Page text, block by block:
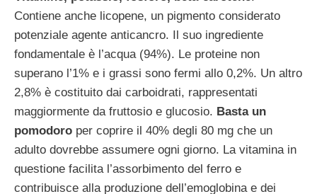
Contiene anche licopene, un pigmento considerato
potenziale agente anticancro. Il suo ingrediente
fondamentale è l’acqua (94%). Le proteine non
superano l’1% e i grassi sono fermi allo 0,2%. Un altro
2,8% è costituito dai carboidrati, rappresentati
maggiormente da fruttosio e glucosio. Basta un
pomodoro per coprire il 40% degli 80 mg che un
adulto dovrebbe assumere ogni giorno. La vitamina in
questione facilita l’assorbimento del ferro e
contribuisce alla produzione dell’emoglobina e dei